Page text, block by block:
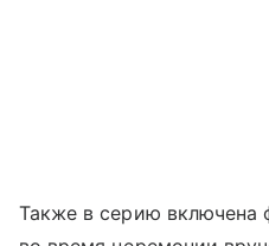
Также в серию включена